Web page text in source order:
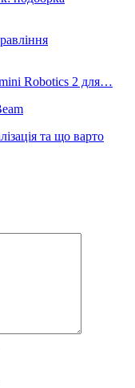
Robotics 2 для…
та що варто